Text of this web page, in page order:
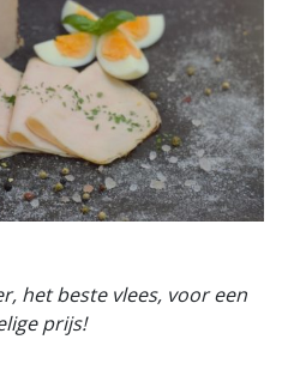
het beste vlees, voor een
prijs!